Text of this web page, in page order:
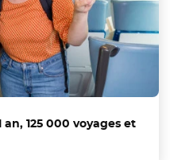
125 000 voyages et